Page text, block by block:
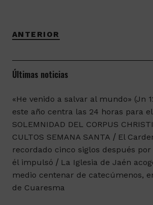
ANTERIOR
Últimas noticias
«He venido a salvar al mundo» (Jn
este año centra las 24 horas para
SOLEMNIDAD DEL CORPUS CHRISTI
CULTOS SEMANA SANTA
El
recordado cinco siglos después
él impulsó
La Iglesia de Jaén
medio centenar de catecúmenos,
de Cuaresma